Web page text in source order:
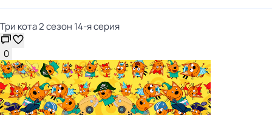
Три кота 2 сезон 14-я серия
0